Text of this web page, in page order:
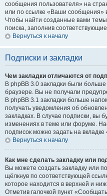
сообщения пользователя» на
или по ссылке «Ваши сообщения»
Чтобы найти созданные вами
поиска, заполнив
Вернуться к началу
Подписки и закладки
Чем закладки отличаются от
В phpBB 3.0 закладки были
браузере. Вы не получали
В phpBB 3.1 закладки больше
получать уведомления об
закладках. В случае подписки, вы
изменениях в теме или форуме.
подписок можно задать на
Вернуться к началу
Как мне сделать закладку или
Вы можете создать закладку или
щёлкнув по соответствующей
которое находится в верхней и
Отметив галочкой пункт